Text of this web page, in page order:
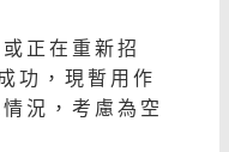
正在重新招
功，現暫用作
況，考慮為空